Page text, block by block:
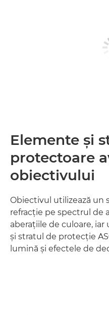
Elemente şi
protectoare
obiectivului
Obiectivul utilizează un
refracţie pe spectrul de
aberaţiile de culoare,
şi stratul de protecţie
lumină şi efectele de